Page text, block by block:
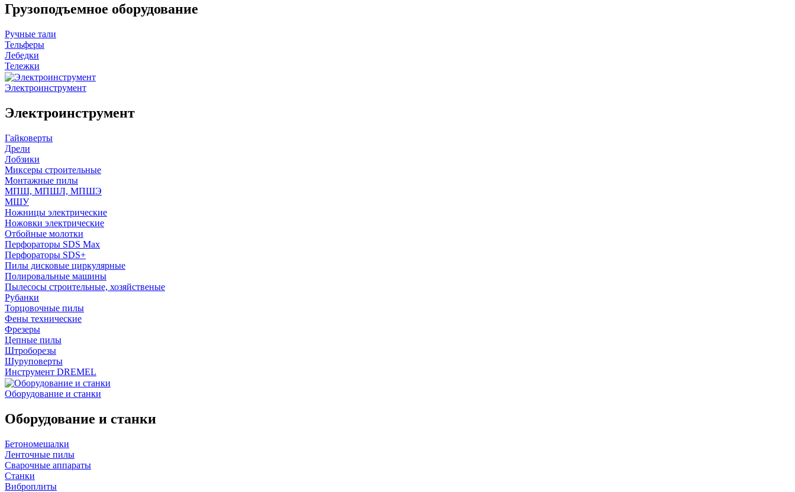
Грузоподъемное оборудование
Ручные тали
Тельферы
Лебедки
Тележки
Электроинструмент
Электроинструмент
Гайковерты
Дрели
Лобзики
Миксеры строительные
Монтажные пилы
МПШ, МПШЛ, МПШЭ
МШУ
Ножницы электрические
Ножовки электрические
Отбойные молотки
Перфораторы SDS Max
Перфораторы SDS+
Пилы дисковые циркулярные
Полировальные машины
Пылесосы строительные, хозяйственые
Рубанки
Торцовочные пилы
Фены технические
Фрезеры
Цепные пилы
Штроборезы
Шуруповерты
Инструмент DREMEL
Оборудование и станки
Оборудование и станки
Бетономешалки
Ленточные пилы
Сварочные аппараты
Станки
Виброплиты